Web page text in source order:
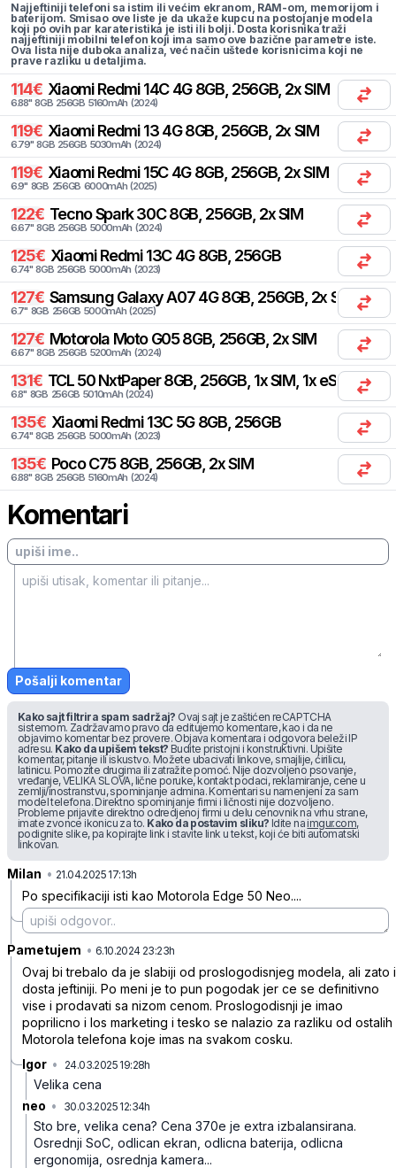
Najjeftiniji telefoni sa istim ili većim ekranom, RAM-om, memorijom i
baterijom. Smisao ove liste je da ukaže kupcu na postojanje modela
koji po ovih par karateristika je isti ili bolji. Dosta korisnika traži
najjeftiniji mobilni telefon koji ima samo ove bazične parametre iste.
Ova lista nije duboka analiza, već način uštede korisnicima koji ne
prave razliku u detaljima.
114€ Xiaomi Redmi 14C 4G 8GB, 256GB, 2x SIM
6.88" 8GB 256GB 5160mAh (2024)
119€ Xiaomi Redmi 13 4G 8GB, 256GB, 2x SIM
6.79" 8GB 256GB 5030mAh (2024)
119€ Xiaomi Redmi 15C 4G 8GB, 256GB, 2x SIM
6.9" 8GB 256GB 6000mAh (2025)
122€ TecnoSpark 30C 8GB, 256GB, 2x SIM
6.67" 8GB 256GB 5000mAh (2024)
125€ Xiaomi Redmi 13C 4G 8GB, 256GB
6.74" 8GB 256GB 5000mAh (2023)
127€ Samsung Galaxy A07 4G 8GB, 256GB, 2x SIM
6.7" 8GB 256GB 5000mAh (2025)
127€ Motorola Moto G05 8GB, 256GB, 2x SIM
6.67" 8GB 256GB 5200mAh (2024)
131€ TCL 50 NxtPaper 8GB, 256GB, 1x SIM, 1x eSIM
6.8" 8GB 256GB 5010mAh (2024)
135€ Xiaomi Redmi 13C 5G 8GB, 256GB
6.74" 8GB 256GB 5000mAh (2023)
135€ Poco C75 8GB, 256GB, 2x SIM
6.88" 8GB 256GB 5160mAh (2024)
Komentari
Pošalji komentar
Kako sajt filtrira spam sadržaj? Ovaj sajt je zaštićen reCAPTCHA
sistemom. Zadržavamo pravo da editujemo komentare, kao i da ne
objavimo komentar bez provere. Objava komentara i odgovora beleži IP
adresu. Kako da upišem tekst? Budite pristojni i konstruktivni. Upišite
komentar, pitanje ili iskustvo. Možete ubacivati linkove, smajlije, ćirilicu,
latinicu. Pomozite drugima ili zatražite pomoć. Nije dozvoljeno psovanje,
vređanje, VELIKA SLOVA, lične poruke, kontakt podaci, reklamiranje, cene u
zemlji/inostranstvu, spominjanje admina. Komentari su namenjeni za sam
model telefona. Direktno spominjanje firmi i ličnosti nije dozvoljeno.
Probleme prijavite direktno odredjenoj firmi u delu cenovnik na vrhu strane,
imate zvonce ikonicu za to. Kako da postavim sliku? Idite na imgur.com,
podignite slike, pa kopirajte link i stavite link u tekst, koji će biti automatski
linkovan.
Milan • 21.04.2025 17:13h
Po specifikaciji isti kao Motorola Edge 50 Neo....
Pametujem • 6.10.2024 23:23h
Ovaj bi trebalo da je slabiji od proslogodisnjeg modela, ali zato i
dosta jeftiniji. Po meni je to pun pogodak jer ce se definitivno
vise i prodavati sa nizom cenom. Proslogodisnji je imao
poprilicno i los marketing i tesko se nalazio za razliku od ostalih
Motorola telefona koje imas na svakom cosku.
Igor • 24.03.2025 19:28h
Velika cena
neo • 30.03.2025 12:34h
Sto bre, velika cena? Cena 370e je extra izbalansirana.
Osrednji SoC, odlican ekran, odlicna baterija, odlicna
ergonomija, osrednja kamera...